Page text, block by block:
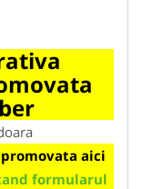
aici
formularul